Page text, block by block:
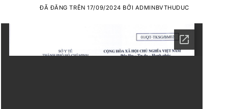
ĐÃ ĐĂNG TRÊN17/09/2024 BỞI ADMINBVTHUDUC